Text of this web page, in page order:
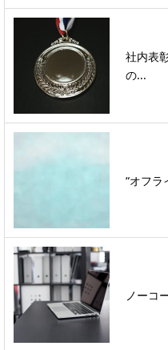
社内表
の...
“オフラ
ノーコ